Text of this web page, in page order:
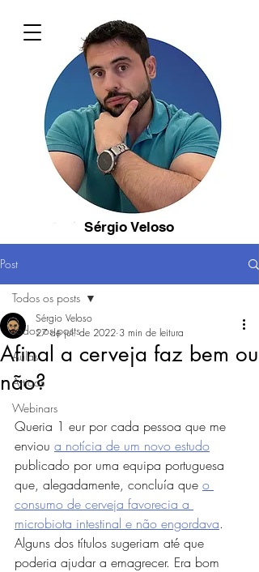
Sérgio Veloso
Post
Todos os posts
Aulas
Artigos
Webinars
Todos os posts
Afinal a cerveja faz bem ou
não?
Sérgio Veloso
27 de jul. de 2022 3 min de leitura
Queria 1 eur por cada pessoa que me
enviou a notícia de um novo estudo
publicado por uma equipa portuguesa
que, alegadamente, concluía que o
consumo de cerveja favorecia a
microbiota intestinal e não engordava.
Alguns dos títulos sugeriam até que
poderia ajudar a emagrecer. Era bom